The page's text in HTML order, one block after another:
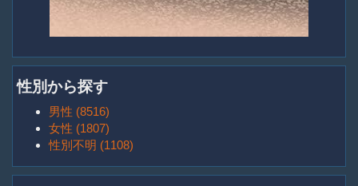
性別から探す
男性 (8516)
女性 (1807)
性別不明 (1108)